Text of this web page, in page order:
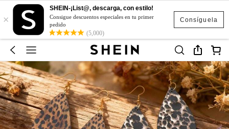
Consíguela
×
SHEIN-¡List@, descarga, con estilo!
Consigue descuentos especiales en tu primer
pedido
(5,000)